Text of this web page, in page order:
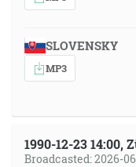
SLOVENSKY
MP3
1990-12-23
Broadcasted: 2026-